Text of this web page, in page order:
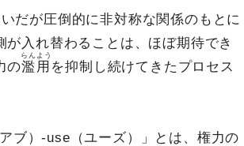
だが圧倒的に非対称な関係のもとに
入れ替わることは、ほぼ期待でき
の濫用
らんよう
を抑制し続けてきたプロセス
ブ）-use（ユーズ）」とは、権力の